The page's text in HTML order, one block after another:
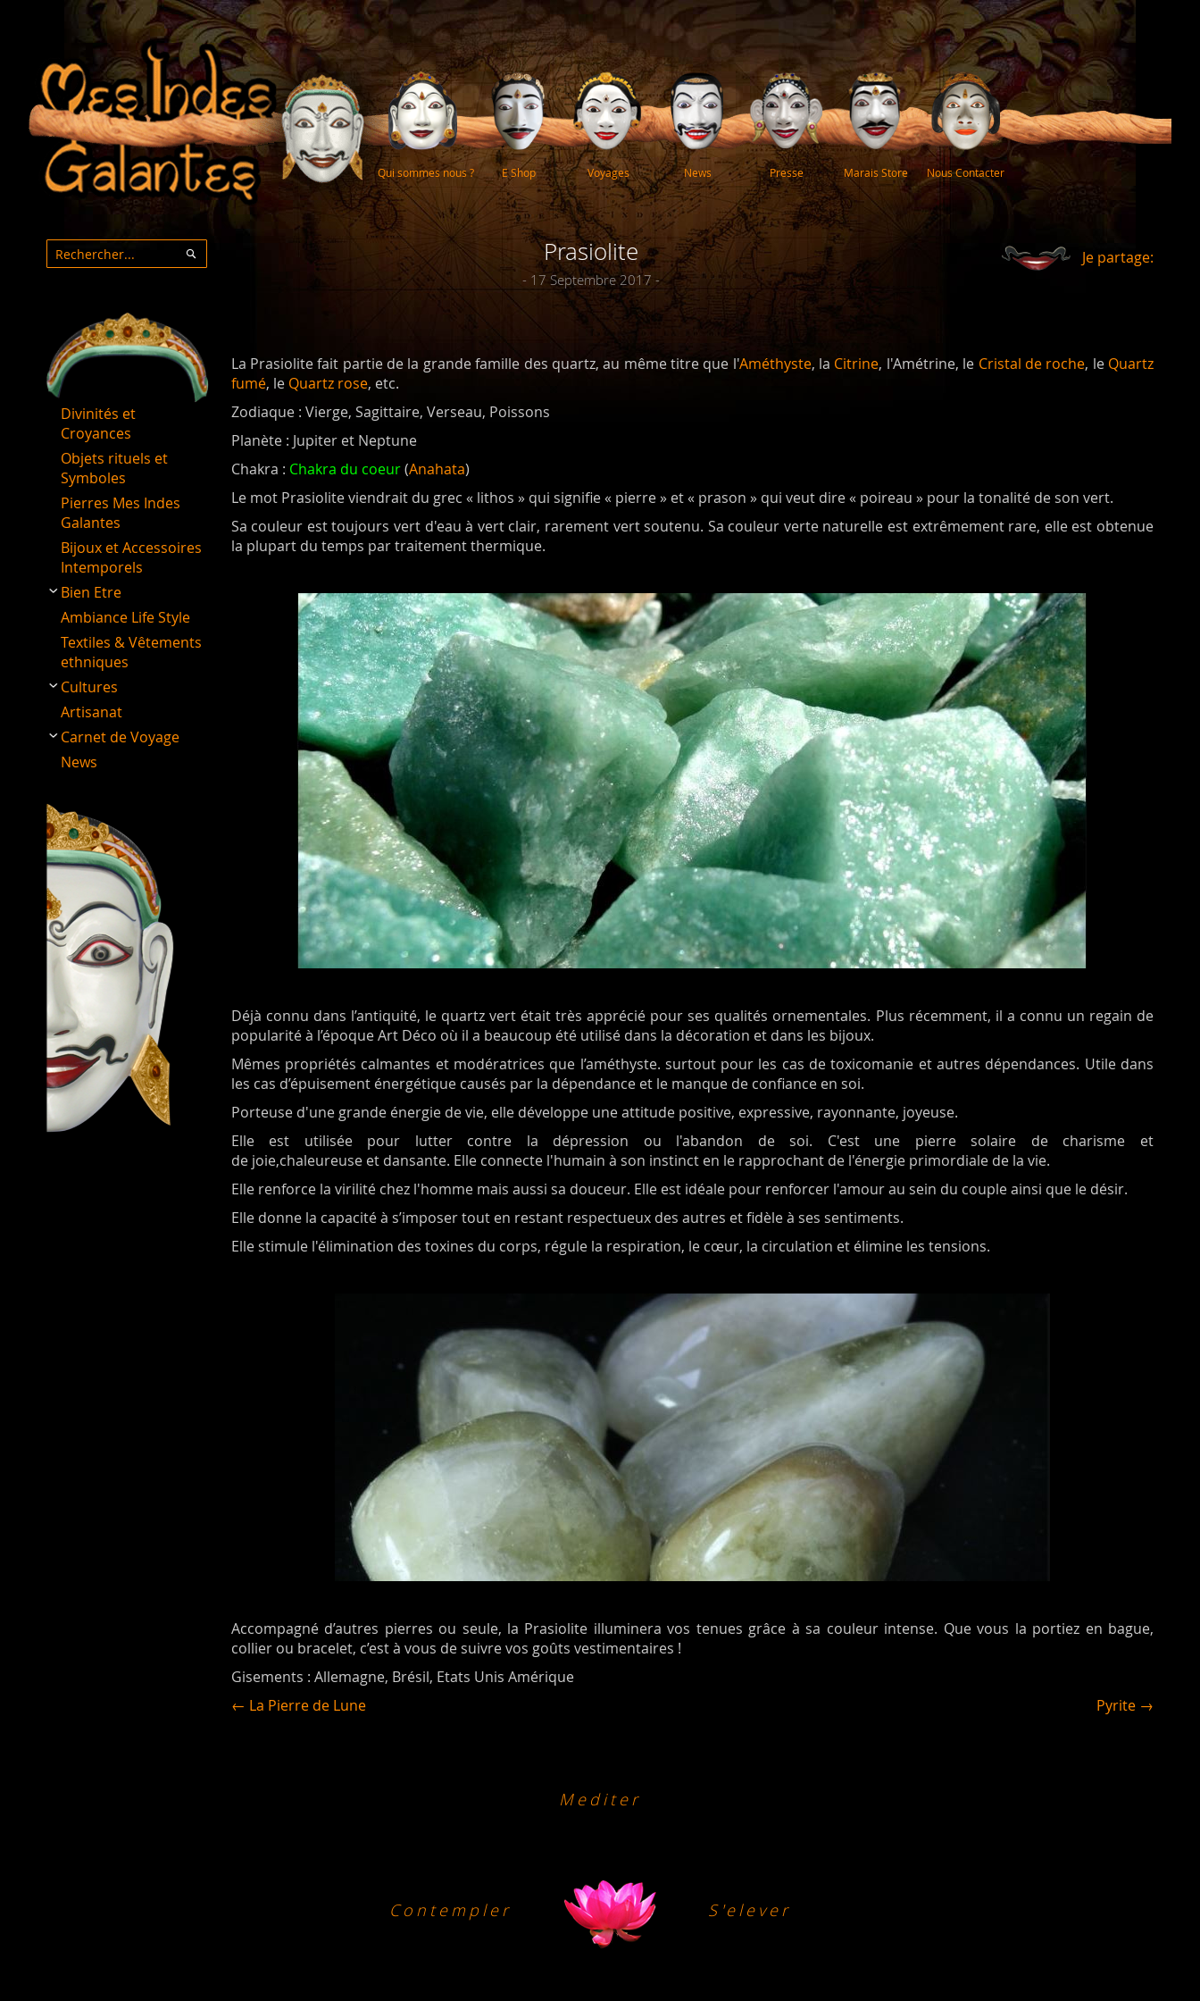
Qui sommes nous ? E Shop Voyages News Presse Marais Store Nous Contacter
Prasiolite
- 17 Septembre 2017 -
Je partage:
La Prasiolite fait partie de la grande famille des quartz, au même titre que l'Améthyste, la Citrine, l'Amétrine, le Cristal de roche, le Quartz
fumé, le Quartz rose, etc.
Zodiaque : Vierge, Sagittaire, Verseau, Poissons
Planète : Jupiter et Neptune
Chakra : Chakra du coeur(Anahata)
Le mot Prasiolite viendrait du grec « lithos » qui signifie « pierre » et « prason » qui veut dire « poireau » pour la tonalité de son vert.
Sa couleur est toujours vert d'eau à vert clair, rarement vert soutenu. Sa couleur verte naturelle est extrêmement rare, elle est obtenue
la plupart du temps par traitement thermique.
Déjà connu dans l’antiquité, le quartz vert était très apprécié pour ses qualités ornementales. Plus récemment, il a connu un regain de
popularité à l’époque Art Déco où il a beaucoup été utilisé dans la décoration et dans les bijoux.
Mêmes propriétés calmantes et modératrices que l’améthyste. surtout pour les cas de toxicomanie et autres dépendances. Utile dans
les cas d’épuisement énergétique causés par la dépendance et le manque de confiance en soi.
Porteuse d'une grande énergie de vie, elle développe une attitude positive, expressive, rayonnante, joyeuse.
Elle est utilisée pour lutter contre la dépression ou l'abandon de soi. C'est une pierre solaire de charisme et
de joie,chaleureuse et dansante. Elle connecte l'humain à son instinct en le rapprochant de l'énergie primordiale de la vie.
Elle renforce la virilité chez l'homme mais aussi sa douceur. Elle est idéale pour renforcer l'amour au sein du couple ainsi que le désir.
Elle donne la capacité à s’imposer tout en restant respectueux des autres et fidèle à ses sentiments.
Elle stimule l'élimination des toxines du corps, régule la respiration, le cœur, la circulation et élimine les tensions.
Accompagné d’autres pierres ou seule, la Prasiolite illuminera vos tenues grâce à sa couleur intense. Que vous la portiez en bague,
collier ou bracelet, c’est à vous de suivre vos goûts vestimentaires !
Gisements : Allemagne, Brésil, Etats Unis Amérique
← La Pierre de Lune
Pyrite →
Rechercher
Divinités et
Croyances
Objets rituels et
Symboles
Pierres Mes Indes
Galantes
Bijoux et Accessoires
Intemporels
Bien Etre
Ambiance Life Style
Textiles & Vêtements
ethniques
Cultures
Artisanat
Carnet de Voyage
News
Mediter
Contempler S'elever